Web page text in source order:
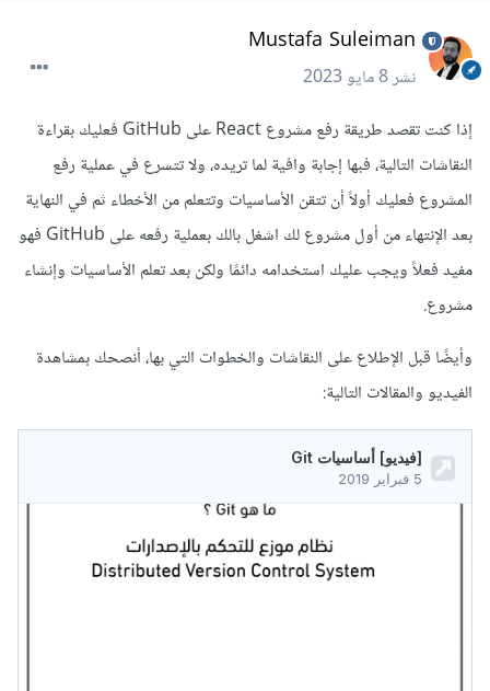
Mustafa Suleiman
نشر8 مايو 2023
إذا كنت تقصد طريقة رفع مشروع React على GitHub فعليك بقراءة
النقاشات التالية، فبها إجابة وافية لما تريده، ولا تتسرع في عملية رفع
المشروع فعليك أولاً أن تتقن الأساسيات وتتعلم من الأخطاء ثم في النهاية
بعد الإنتهاء من أول مشروع لك اشغل بالك بعملية رفعه على GitHub فهو
مفيد فعلاً ويجب عليك استخدامه دائمًا ولكن بعد تعلم الأساسيات وإنشاء
مشروع.
وأيضًا قبل الإطلاع على النقاشات والخطوات التي بها، أنصحك بمشاهدة
الفيديو والمقالات التالية: